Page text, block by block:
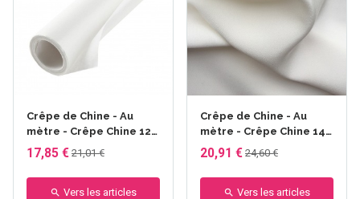
Crêpe de Chine - Au
mètre - Crêpe Chine 12
mm - larg. 90 cm -
53gr/m²
17,85 € 21,01 €
Vers les articles
Crêpe de Chine - Au
mètre - Crêpe Chine 14
mm - larg. 114 cm -
62gr/m²
20,91 € 24,60 €
Vers les articles